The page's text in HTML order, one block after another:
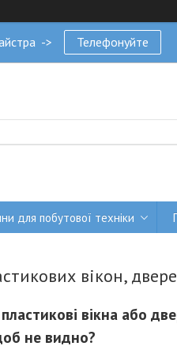
-> Телефонуйте
для побутової техніки
вікон,
вікна або
не видно?